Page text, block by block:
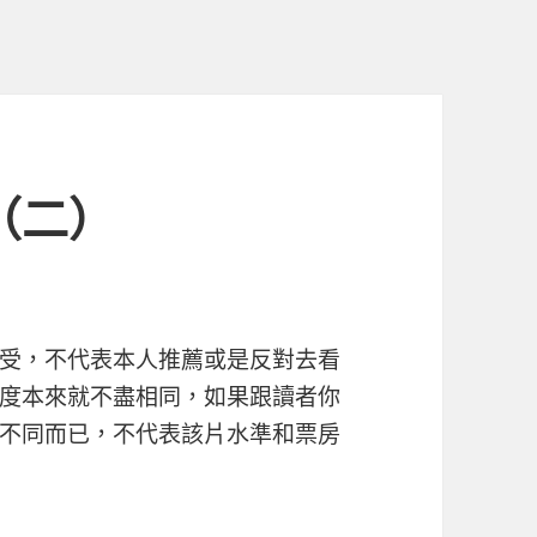
）
，不代表本人推薦或是反對去看
本來就不盡相同，如果跟讀者你
同而已，不代表該片水準和票房